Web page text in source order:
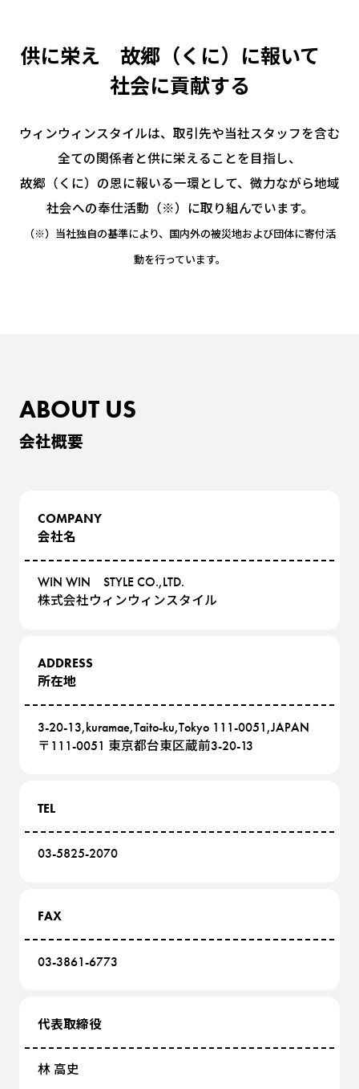
供に栄え 故郷（くに）に報いて
社会に貢献する
ウィンウィンスタイルは、取引先や当社スタッフを含む
全ての関係者と供に栄えることを目指し、
故郷（くに）の恩に報いる一環として、微力ながら地域
社会への奉仕活動（※）に取り組んでいます。
（※）当社独自の基準により、国内外の被災地および団体に寄付活
動を行っています。
ABOUT US
会社概要
COMPANY
会社名
WIN WIN STYLE CO.,LTD.
株式会社ウィンウィンスタイル
ADDRESS
所在地
3-20-13,kuramae,Taito-ku,Tokyo 111-0051,JAPAN
〒111-0051 東京都台東区蔵前3-20-13
TEL
03-5825-2070
FAX
03-3861-6773
代表取締役
林 高史